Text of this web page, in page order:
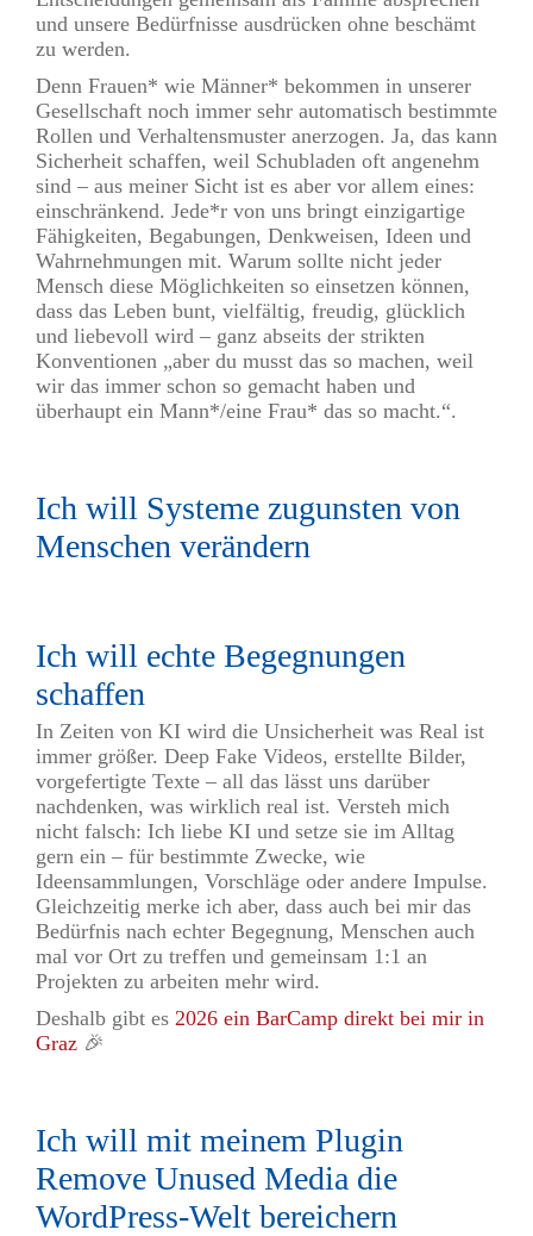
und unsere Bedürfnisse ausdrücken ohne beschämt
zu werden.
Denn Frauen* wie Männer* bekommen in unserer
Gesellschaft noch immer sehr automatisch bestimmte
Rollen und Verhaltensmuster anerzogen. Ja, das kann
Sicherheit schaffen, weil Schubladen oft angenehm
sind – aus meiner Sicht ist es aber vor allem eines:
einschränkend. Jede*r von uns bringt einzigartige
Fähigkeiten, Begabungen, Denkweisen, Ideen und
Wahrnehmungen mit. Warum sollte nicht jeder
Mensch diese Möglichkeiten so einsetzen können,
dass das Leben bunt, vielfältig, freudig, glücklich
und liebevoll wird – ganz abseits der strikten
Konventionen „aber du musst das so machen, weil
wir das immer schon so gemacht haben und
überhaupt ein Mann*/eine Frau* das so macht.“.
Ich will Systeme zugunsten von
Menschen verändern
Ich will echte Begegnungen
schaffen
In Zeiten von KI wird die Unsicherheit was Real ist
immer größer. Deep Fake Videos, erstellte Bilder,
vorgefertigte Texte – all das lässt uns darüber
nachdenken, was wirklich real ist. Versteh mich
nicht falsch: Ich liebe KI und setze sie im Alltag
gern ein – für bestimmte Zwecke, wie
Ideensammlungen, Vorschläge oder andere Impulse.
Gleichzeitig merke ich aber, dass auch bei mir das
Bedürfnis nach echter Begegnung, Menschen auch
mal vor Ort zu treffen und gemeinsam 1:1 an
Projekten zu arbeiten mehr wird.
Deshalb gibt es 2026 ein BarCamp direkt bei mir in
Graz 🎉
Ich will mit meinem Plugin
Remove Unused Media die
WordPress-Welt bereichern